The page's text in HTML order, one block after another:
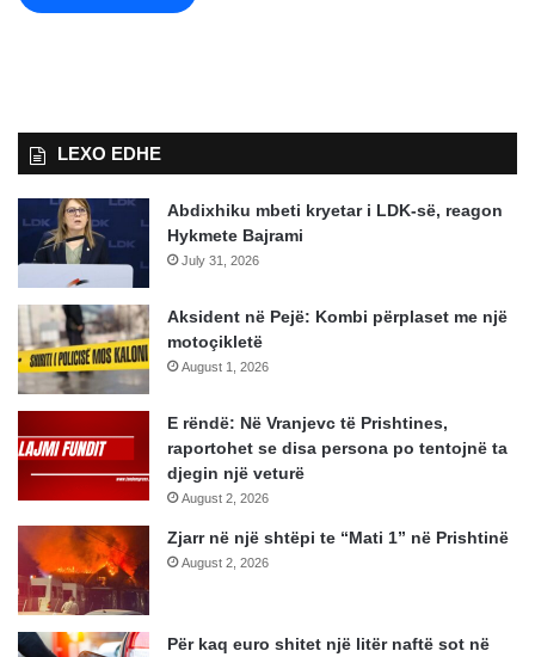
LEXO EDHE
Abdixhiku mbeti kryetar i LDK-së, reagon
Hykmete Bajrami
July 31, 2026
Aksident në Pejë: Kombi përplaset me një
motoçikletë
August 1, 2026
E rëndë: Në Vranjevc të Prishtines,
raportohet se disa persona po tentojnë ta
djegin një veturë
August 2, 2026
Zjarr në një shtëpi te “Mati 1” në Prishtinë
August 2, 2026
Për kaq euro shitet një litër naftë sot në